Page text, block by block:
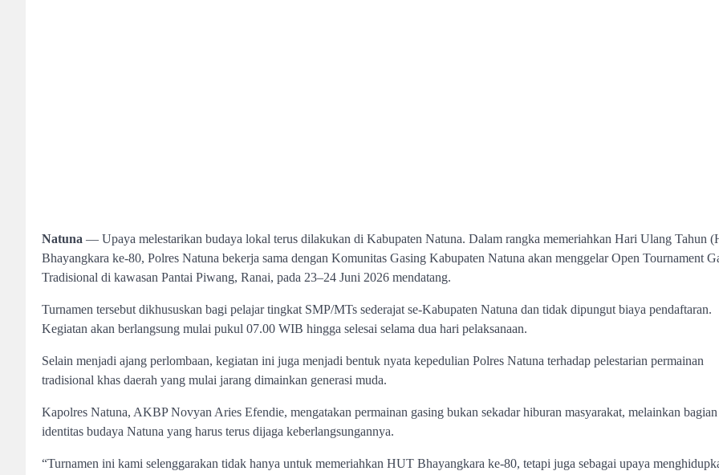
Natuna — Upaya melestarikan budaya lokal terus dilakukan di Kabupaten Natuna. Dalam rangka memeriahkan Hari Ulang Tahun
Bhayangkara ke-80, Polres Natuna bekerja sama dengan Komunitas Gasing Kabupaten Natuna akan menggelar Open Tournament
Tradisional di kawasan Pantai Piwang, Ranai, pada 23–24 Juni 2026 mendatang.
Turnamen tersebut dikhususkan bagi pelajar tingkat SMP/MTs sederajat se-Kabupaten Natuna dan tidak dipungut biaya pendaftaran.
Kegiatan akan berlangsung mulai pukul 07.00 WIB hingga selesai selama dua hari pelaksanaan.
Selain menjadi ajang perlombaan, kegiatan ini juga menjadi bentuk nyata kepedulian Polres Natuna terhadap pelestarian permainan
tradisional khas daerah yang mulai jarang dimainkan generasi muda.
Kapolres Natuna, AKBP Novyan Aries Efendie, mengatakan permainan gasing bukan sekadar hiburan masyarakat, melainkan
identitas budaya Natuna yang harus terus dijaga keberlangsungannya.
“Turnamen ini kami selenggarakan tidak hanya untuk memeriahkan HUT Bhayangkara ke-80, tetapi juga sebagai upaya